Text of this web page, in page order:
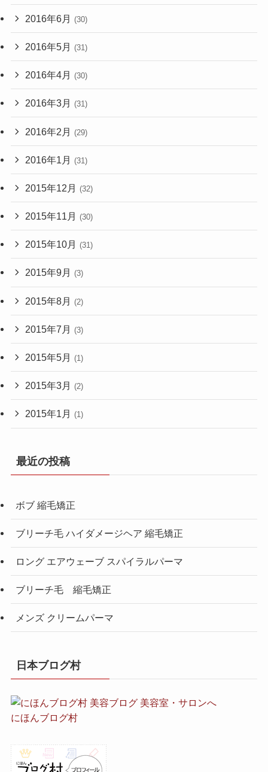
2016年6月 (30)
2016年5月 (31)
2016年4月 (30)
2016年3月 (31)
2016年2月 (29)
2016年1月 (31)
2015年12月 (32)
2015年11月 (30)
2015年10月 (31)
2015年9月 (3)
2015年8月 (2)
2015年7月 (3)
2015年5月 (1)
2015年3月 (2)
2015年1月 (1)
最近の投稿
ボブ 縮毛矯正
ブリーチ毛 ハイダメージヘア 縮毛矯正
ロング エアウェーブ スパイラルパーマ
ブリーチ毛 縮毛矯正
メンズ クリームパーマ
日本ブログ村
にほんブログ村